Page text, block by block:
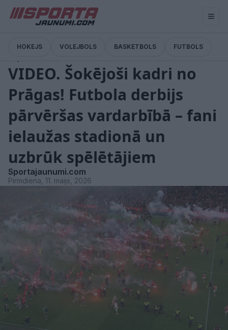
HOKEJS VOLEJBOLS BASKETBOLS FUTBOLS
VIDEO. Šokējoši kadri no
Prāgas! Futbola derbijs
pārvēršas vardarbībā – fani
ielaužas stadionā un
uzbrūk spēlētājiem
Sportajaunumi.com
Pirmdiena, 11. maijs, 2026